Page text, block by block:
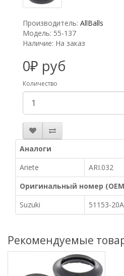
Производитель: AllBalls
Модель: 55-137
Наличие: На заказ
0₽ руб
Количество
Аналоги
Ariete
ARI.032
Оригинальный номер
Suzuki
51153-
Рекомендуемые